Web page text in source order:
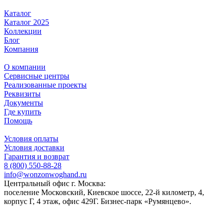
Каталог
Каталог 2025
Коллекции
Блог
Компания
О компании
Сервисные центры
Реализованные проекты
Реквизиты
Документы
Где купить
Помощь
Условия оплаты
Условия доставки
Гарантия и возврат
8 (800) 550-88-28
info@wonzonwoghand.ru
Центральный офис г. Москва:
поселение Московский, Киевское шоссе, 22-й километр, 4,
корпус Г, 4 этаж, офис 429Г. Бизнес-парк «Румянцево».